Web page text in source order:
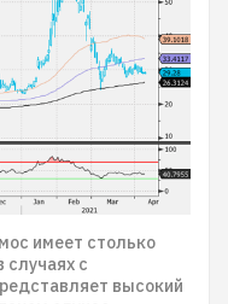
имеет столько
случаях с
высокий